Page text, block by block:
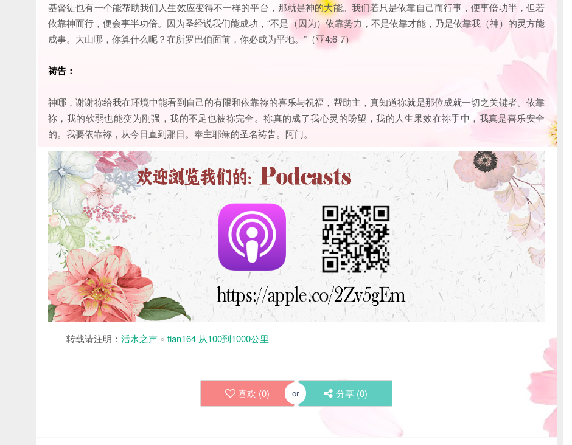
基督徒也有一个能帮助我们人生效应变得不一样的平台，那就是神的大能。我们若只是依靠自己而行事，便事倍功半，但若
依靠神而行，便会事半功倍。因为圣经说我们能成功，“不是（因为）依靠势力，不是依靠才能，乃是依靠我（神）的灵方能
成事。大山哪，你算什么呢？在所罗巴伯面前，你必成为平地。”（亚4:6-7）
祷告：
神哪，谢谢祢给我在环境中能看到自己的有限和依靠祢的喜乐与祝福，帮助主，真知道祢就是那位成就一切之关键者。依靠
祢，我的软弱也能变为刚强，我的不足也被祢完全。祢真的成了我心灵的盼望，我的人生果效在祢手中，我真是喜乐安全
的。我要依靠祢，从今日直到那日。奉主耶稣的圣名祷告。阿门。
转载请注明： 活水之声 » tian164 从100到1000公里
喜欢 (0) or 分享 (0)